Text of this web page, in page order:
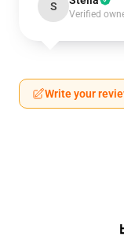
S
Verified
Write your